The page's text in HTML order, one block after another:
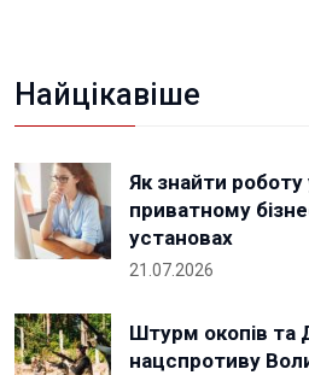
Найцікавіше
Як знайти роботу
приватному
установах
21.07.2026
Штурм окопів та
нацспротиву